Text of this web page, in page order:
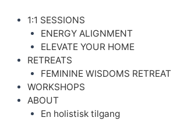
indholdet
1:1 SESSIONS
ENERGY ALIGNMENT
ELEVATE YOUR HOME
RETREATS
FEMININE WISDOMS RETREAT
WORKSHOPS
ABOUT
En holistisk tilgang